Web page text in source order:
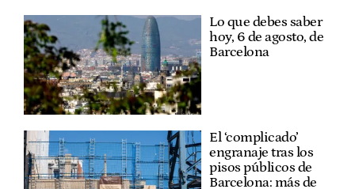
Lo que debes saber
hoy, 6 de agosto, de
Barcelona
El ‘complicado’
engranaje tras los
pisos públicos de
Barcelona: más de